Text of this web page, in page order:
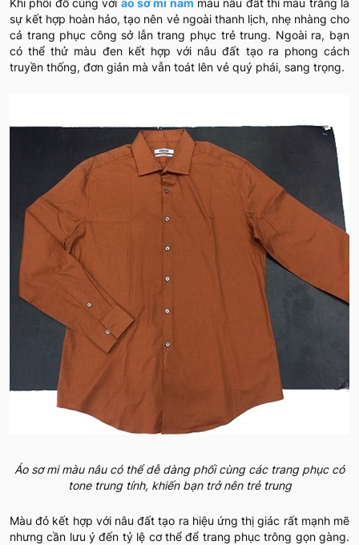
Khi phối đồ cùng với áo sơ mi nam màu nâu đất thì màu trắng là
sự kết hợp hoàn hảo, tạo nên vẻ ngoài thanh lịch, nhẹ nhàng cho
cả trang phục công sở lẫn trang phục trẻ trung. Ngoài ra, bạn
có thể thử màu đen kết hợp với nâu đất tạo ra phong cách
truyền thống, đơn giản mà vẫn toát lên vẻ quý phái, sang trọng.
Áo sơ mi màu nâu có thể dễ dàng phối cùng các trang phục có
tone trung tính, khiến bạn trở nên trẻ trung
Màu đỏ kết hợp với nâu đất tạo ra hiệu ứng thị giác rất mạnh mẽ
nhưng cần lưu ý đến tỷ lệ cơ thể để trang phục trông gọn gàng.